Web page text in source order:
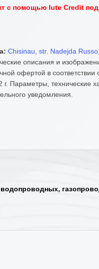
с помощью Iute Credit под
Chisinau, str. Nadejda
описания и
офертой в соответствии
Параметры, технические
уведомления.